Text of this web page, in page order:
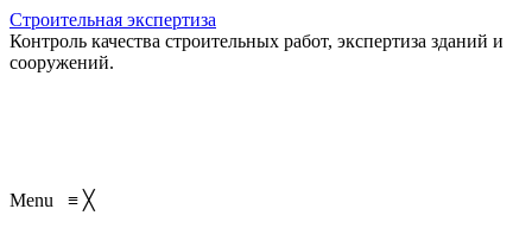
Строительная экспертиза
Контроль качества строительных работ, экспертиза зданий и
сооружений.
Menu ≡ ╳